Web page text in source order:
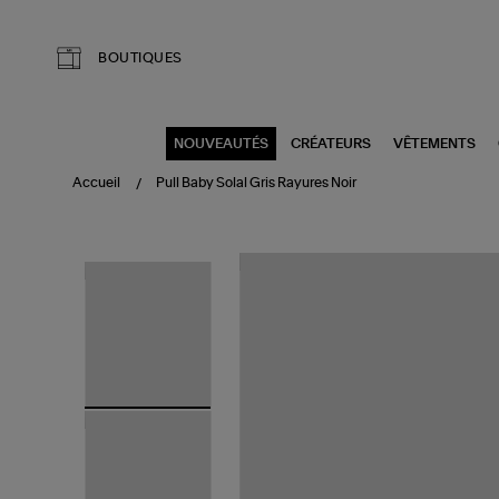
BOUTIQUES
NOUVEAUTÉS CRÉATEURS VÊTEMENTS
Accueil Pull Baby Solal Gris Rayures Noir